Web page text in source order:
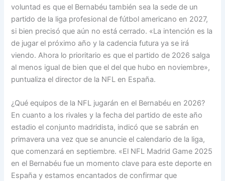
voluntad es que el Bernabéu también sea la sede de un
partido de la liga profesional de fútbol americano en 2027,
si bien precisó que aún no está cerrado. «La intención es la
de jugar el próximo año y la cadencia futura ya se irá
viendo. Ahora lo prioritario es que el partido de 2026 salga
al menos igual de bien que el del que hubo en noviembre»,
puntualiza el director de la NFL en España.
¿Qué equipos de la NFL jugarán en el Bernabéu en 2026?
En cuanto a los rivales y la fecha del partido de este año
estadio el conjunto madridista, indicó que se sabrán en
primavera una vez que se anuncie el calendario de la liga,
que comenzará en septiembre. «El NFL Madrid Game 2025
en el Bernabéu fue un momento clave para este deporte en
España y estamos encantados de confirmar que